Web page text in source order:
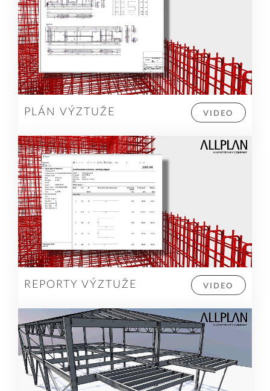
VIDEO
PLÁN VÝZTUŽE
VIDEO
REPORTY VÝZTUŽE